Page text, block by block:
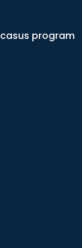
casus program